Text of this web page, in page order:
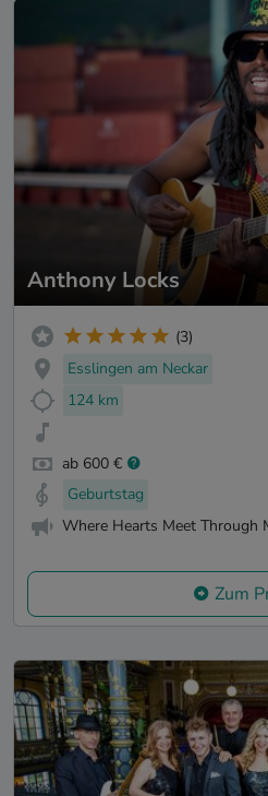
Anthony Locks
(3)
Esslingen am Neckar
124 km
ab 600 €
Geburtstag
Where Hearts Meet Through
Zum